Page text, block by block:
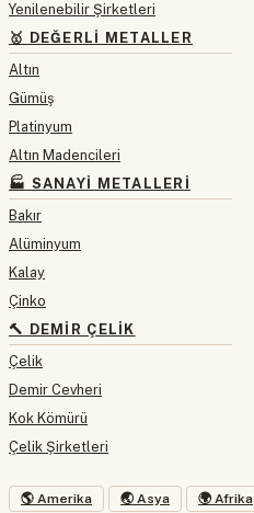
Yenilenebilir Şirketleri
🥇 DEĞERLI METALLER
Altın
Gümüş
Platinyum
Altın Madencileri
🏭 SANAYI METALLERI
Bakır
Alüminyum
Kalay
Çinko
🔨 DEMIR ÇELIK
Çelik
Demir Cevheri
Kok Kömürü
Çelik Şirketleri
🌎 Amerika 🌏 Asya 🌍 Afrika